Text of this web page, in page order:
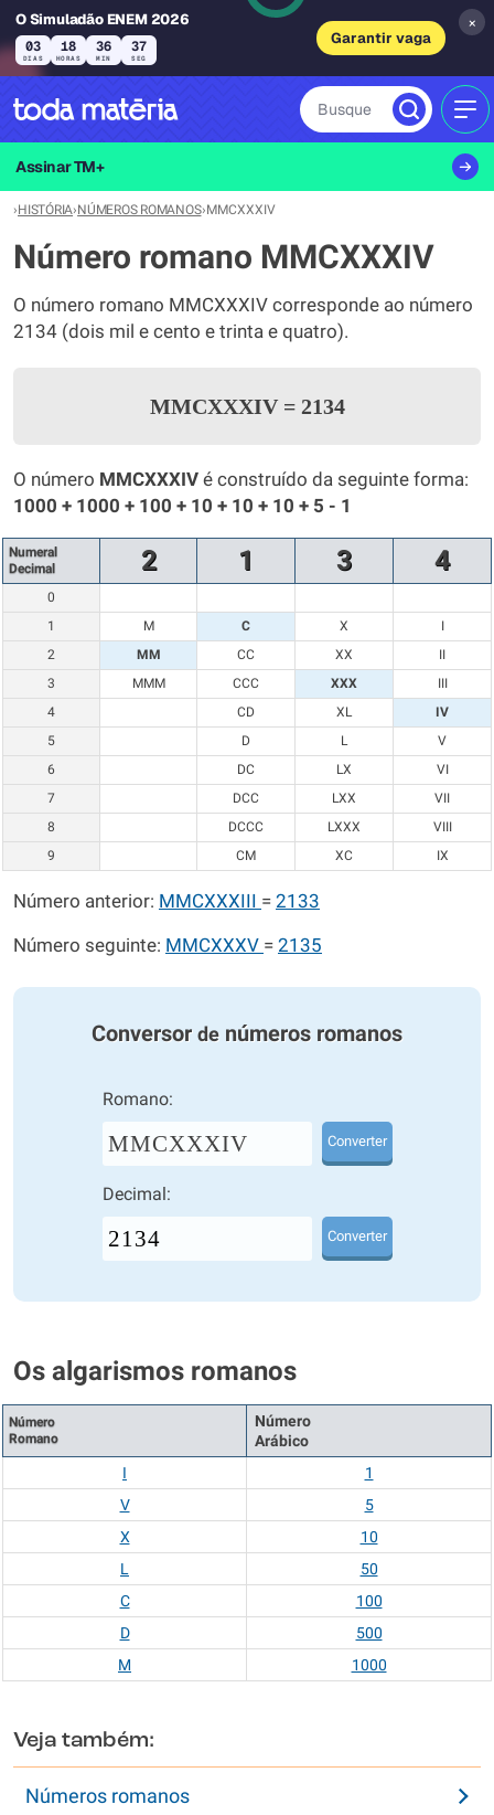
O Simuladão ENEM 2026
03
DIAS
18
HORAS
36
MIN
37
SEG
Garantir vaga
×
Busque
Assinar TM+
›HISTÓRIA›NÚMEROS ROMANOS›MMCXXXIV
Número romano MMCXXXIV
O número romano MMCXXXIV corresponde ao número
2134 (dois mil e cento e trinta e quatro).
MMCXXXIV =2134
O número MMCXXXIV é construído da seguinte forma:
1000 + 1000 + 100 + 10 + 10 + 10 + 5 - 1
Numeral
Decimal
2 1 3 4
0
1
M C X
I
2
MM CC XX
II
3
MMM CCC XXX
III
4
CD XL
IV
5
D L
V
6
DC LX
VI
7
DCC LXX
VII
8
DCCC LXXX
VIII
9
CM XC IX
Número anterior: MMCXXXIII = 2133
Número seguinte: MMCXXXV = 2135
Conversor de números romanos
Romano:
MMCXXXIV Converter
Decimal:
Converter
Os algarismos romanos
Número
Romano
Número
Arábico
I
1
V
5
X
10
L
50
C
100
D
500
M
1000
Veja também:
Números romanos